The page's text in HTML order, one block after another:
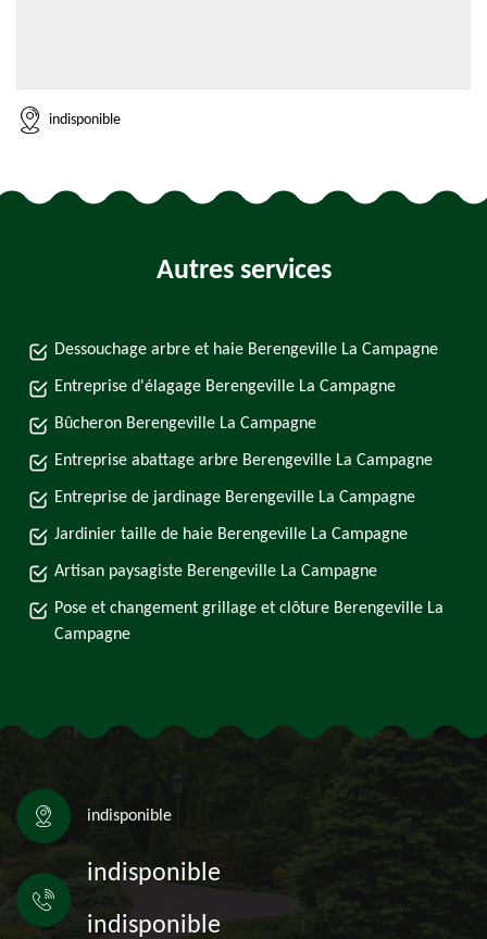
indisponible
Autres services
Dessouchage arbre et haie Berengeville La Campagne
Entreprise d'élagage Berengeville La Campagne
Bûcheron Berengeville La Campagne
Entreprise abattage arbre Berengeville La Campagne
Entreprise de jardinage Berengeville La Campagne
Jardinier taille de haie Berengeville La Campagne
Artisan paysagiste Berengeville La Campagne
Pose et changement grillage et clôture Berengeville La
Campagne
indisponible
indisponible
indisponible